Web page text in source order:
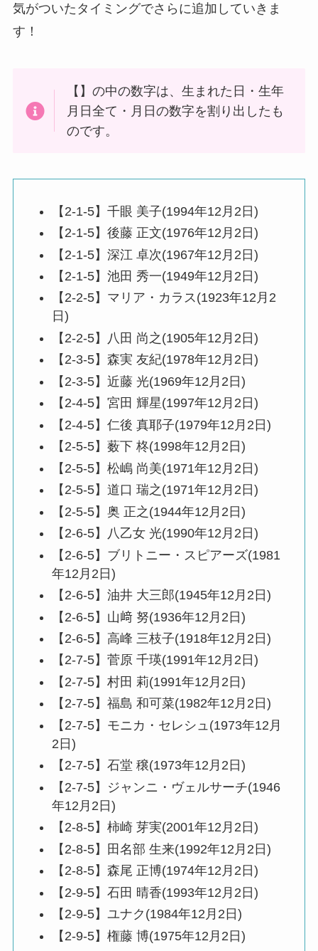
気がついたタイミングでさらに追加していきま
す！
【】の中の数字は、生まれた日・生年
月日全て・月日の数字を割り出したも
のです。
【2-1-5】千眼 美子(1994年12月2日)
【2-1-5】後藤 正文(1976年12月2日)
【2-1-5】深江 卓次(1967年12月2日)
【2-1-5】池田 秀一(1949年12月2日)
【2-2-5】マリア・カラス(1923年12月2
日)
【2-2-5】八田 尚之(1905年12月2日)
【2-3-5】森実 友紀(1978年12月2日)
【2-3-5】近藤 光(1969年12月2日)
【2-4-5】宮田 輝星(1997年12月2日)
【2-4-5】仁後 真耶子(1979年12月2日)
【2-5-5】薮下 柊(1998年12月2日)
【2-5-5】松嶋 尚美(1971年12月2日)
【2-5-5】道口 瑞之(1971年12月2日)
【2-5-5】奥 正之(1944年12月2日)
【2-6-5】八乙女 光(1990年12月2日)
【2-6-5】ブリトニー・スピアーズ(1981
年12月2日)
【2-6-5】油井 大三郎(1945年12月2日)
【2-6-5】山﨑 努(1936年12月2日)
【2-6-5】高峰 三枝子(1918年12月2日)
【2-7-5】菅原 千瑛(1991年12月2日)
【2-7-5】村田 莉(1991年12月2日)
【2-7-5】福島 和可菜(1982年12月2日)
【2-7-5】モニカ・セレシュ(1973年12月
2日)
【2-7-5】石堂 穣(1973年12月2日)
【2-7-5】ジャンニ・ヴェルサーチ(1946
年12月2日)
【2-8-5】柿崎 芽実(2001年12月2日)
【2-8-5】田名部 生来(1992年12月2日)
【2-8-5】森尾 正博(1974年12月2日)
【2-9-5】石田 晴香(1993年12月2日)
【2-9-5】ユナク(1984年12月2日)
【2-9-5】権藤 博(1975年12月2日)